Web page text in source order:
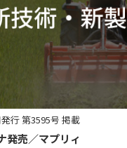
行 第3595号 掲載
発売／マプリィ